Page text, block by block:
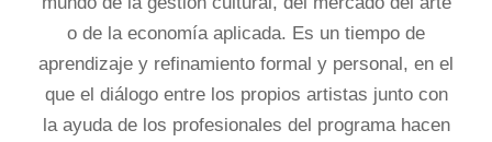
o de la economía aplicada. Es un tiempo de
aprendizaje y refinamiento formal y personal, en el
que el diálogo entre los propios artistas junto con
la ayuda de los profesionales del programa hacen